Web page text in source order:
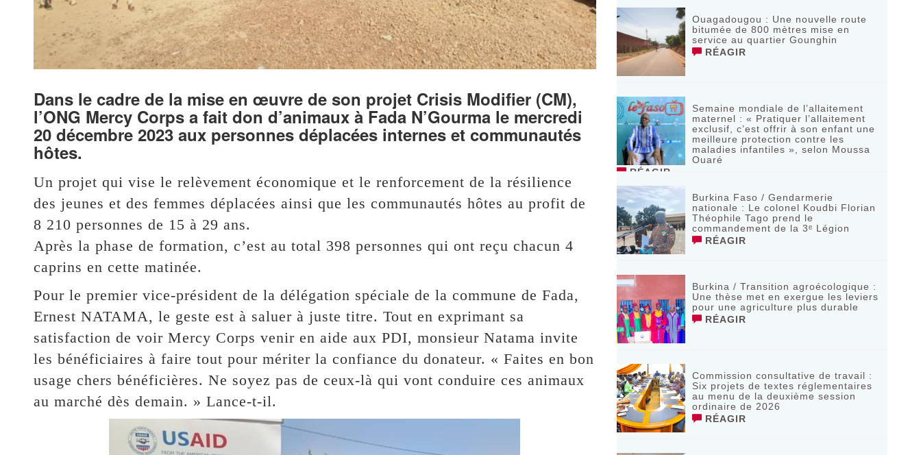
Dans le cadre de la mise en œuvre de son projet Crisis Modifier (CM),
l’ONG Mercy Corps a fait don d’animaux à Fada N’Gourma le mercredi
20 décembre 2023 aux personnes déplacées internes et communautés
hôtes.
Un projet qui vise le relèvement économique et le renforcement de la résilience
des jeunes et des femmes déplacées ainsi que les communautés hôtes au profit de
8 210 personnes de 15 à 29 ans.
Après la phase de formation, c’est au total 398 personnes qui ont reçu chacun 4
caprins en cette matinée.
Pour le premier vice-président de la délégation spéciale de la commune de Fada,
Ernest NATAMA, le geste est à saluer à juste titre. Tout en exprimant sa
satisfaction de voir Mercy Corps venir en aide aux PDI, monsieur Natama invite
les bénéficiaires à faire tout pour mériter la confiance du donateur. « Faites en bon
usage chers bénéficières. Ne soyez pas de ceux-là qui vont conduire ces animaux
au marché dès demain. » Lance-t-il.
Ouagadougou : Une nouvelle route
bitumée de 800 mètres mise en
service au quartier Gounghin
RÉAGIR
Semaine mondiale de l’allaitement
maternel : « Pratiquer l’allaitement
exclusif, c’est offrir à son enfant une
meilleure protection contre les
maladies infantiles », selon Moussa
Ouaré
RÉAGIR
Burkina Faso / Gendarmerie
nationale : Le colonel Koudbi Florian
Théophile Tago prend le
commandement de la 3ᵉ Légion
RÉAGIR
Burkina / Transition agroécologique :
Une thèse met en exergue les leviers
pour une agriculture plus durable
RÉAGIR
Commission consultative de travail :
Six projets de textes réglementaires
au menu de la deuxième session
ordinaire de 2026
RÉAGIR